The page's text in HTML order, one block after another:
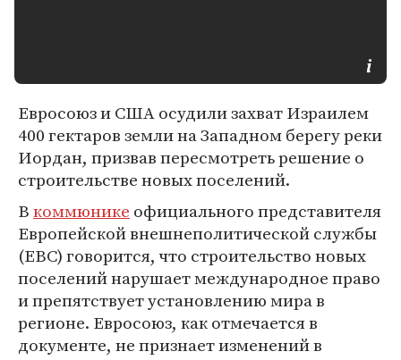
Евросоюз и США осудили захват Израилем
400 гектаров земли на Западном берегу реки
Иордан, призвав пересмотреть решение о
строительстве новых поселений.
Вкоммюнике официального представителя
Европейской внешнеполитической службы
(ЕВС) говорится, что строительство новых
поселений нарушает международное право
и препятствует установлению мира в
регионе. Евросоюз, как отмечается в
документе, не признает изменений в